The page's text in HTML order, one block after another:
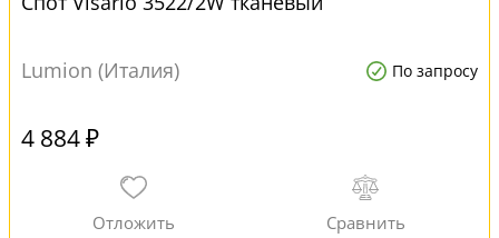
Lumion (Италия) По запросу
4 884 ₽